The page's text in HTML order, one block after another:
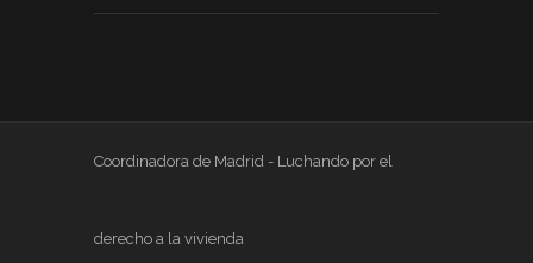
Coordinadora de Madrid - Luchando por el
derecho a la vivienda